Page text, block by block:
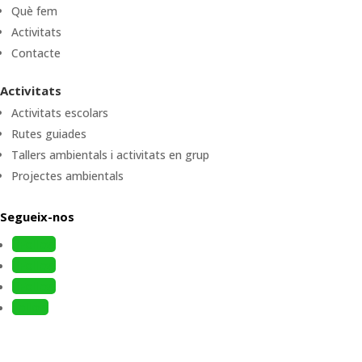
Què fem
Activitats
Contacte
Activitats
Activitats escolars
Rutes guiades
Tallers ambientals i activitats en grup
Projectes ambientals
Segueix-nos
Follow
Follow
Follow
Follow